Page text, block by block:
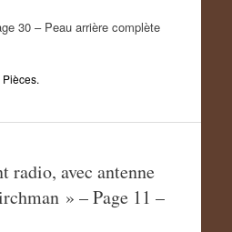
30 – Peau arrière complète
Pièces.
radio, avec antenne
» – Page 11 –